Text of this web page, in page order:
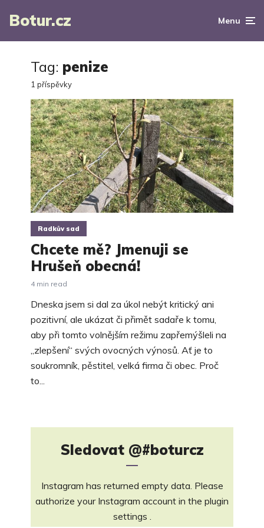
Botur.cz Menu
Tag: penize
1 příspěvky
Radkův sad
Chcete mě? Jmenuji se
Hrušeň obecná!
4 min read
Dneska jsem si dal za úkol nebýt kritický ani
pozitivní, ale ukázat či přimět sadaře k tomu,
aby při tomto volnějším režimu zapřemýšleli na
„zlepšení“ svých ovocných výnosů. Ať je to
soukromník, pěstitel, velká firma či obec. Proč
to...
Sledovat @#boturcz
Instagram has returned empty data. Please
authorize your Instagram account in the plugin
settings